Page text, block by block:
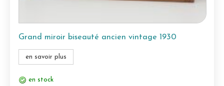
Grand miroir biseauté ancien vintage 1930
en savoir plus
en stock